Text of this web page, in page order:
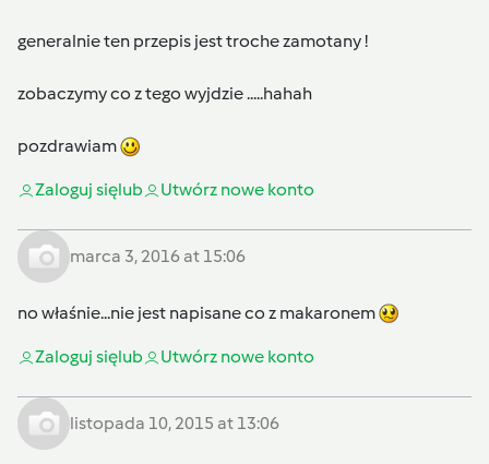
generalnie ten przepis jest troche zamotany !
zobaczymy co z tego wyjdzie .....hahah
pozdrawiam
Zaloguj sięlub Utwórz nowe konto
marca 3, 2016 at 15:06
no właśnie...nie jest napisane co z makaronem
Zaloguj sięlub Utwórz nowe konto
listopada 10, 2015 at 13:06